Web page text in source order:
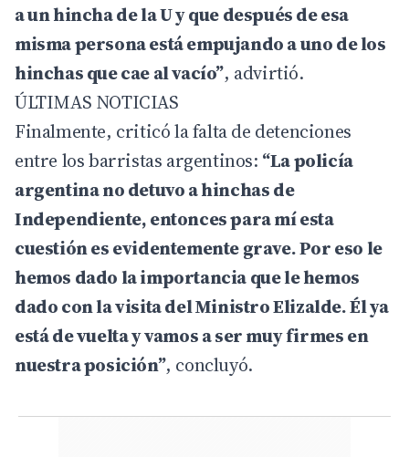
a un hincha de la U y que después de esa
misma persona está empujando a uno de los
hinchas que cae al vacío”, advirtió.
ÚLTIMAS NOTICIAS
Finalmente, criticó la falta de detenciones
entre los barristas argentinos: “La policía
argentina no detuvo a hinchas de
Independiente, entonces para mí esta
cuestión es evidentemente grave. Por eso le
hemos dado la importancia que le hemos
dado con la visita del Ministro Elizalde. Él ya
está de vuelta y vamos a ser muy firmes en
nuestra posición”, concluyó.